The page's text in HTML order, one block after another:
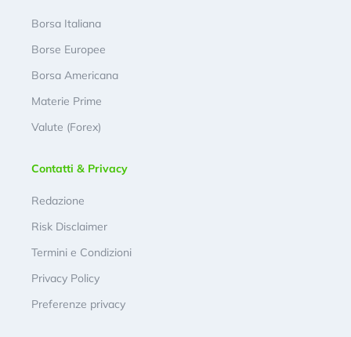
Borsa Italiana
Borse Europee
Borsa Americana
Materie Prime
Valute (Forex)
Contatti & Privacy
Redazione
Risk Disclaimer
Termini e Condizioni
Privacy Policy
Preferenze privacy